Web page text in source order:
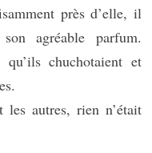
près d’elle, il
agréable parfum.
chuchotaient et
autres, rien n’était